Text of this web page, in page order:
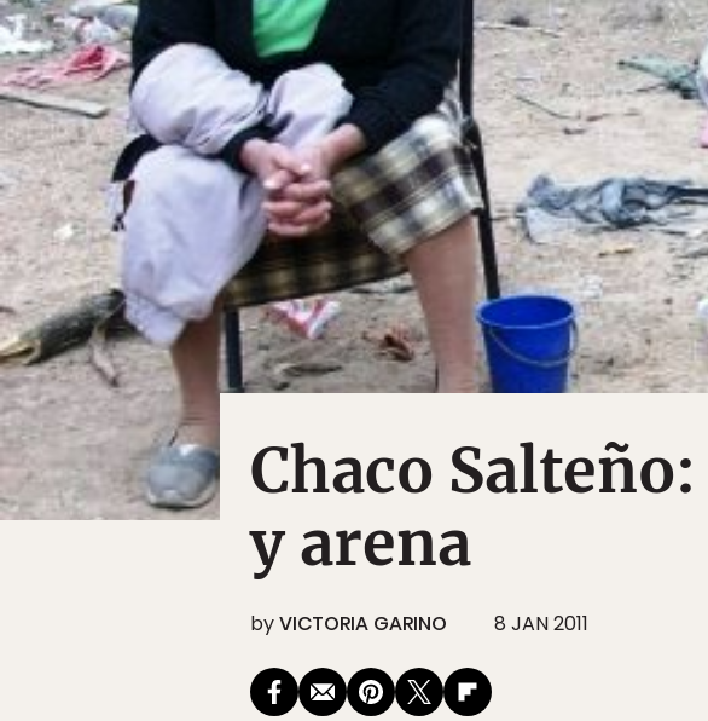
Chaco
y arena
byVICTORIA GARINO 8 JAN 2011